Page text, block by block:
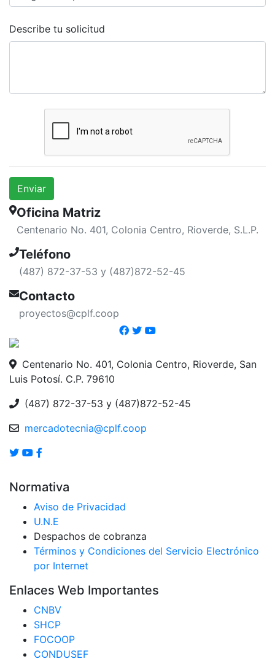
Describe tu solicitud
Enviar
Oficina Matriz
Centenario No. 401, Colonia Centro, Rioverde, S.L.P.
Teléfono
(487) 872-37-53 y (487)872-52-45
Contacto
proyectos@cplf.coop
Centenario No. 401, Colonia Centro, Rioverde, San
Luis Potosí. C.P. 79610
(487) 872-37-53 y (487)872-52-45
mercadotecnia@cplf.coop
Normativa
Aviso de Privacidad
U.N.E
Despachos de cobranza
Términos y Condiciones del Servicio Electrónico
por Internet
Enlaces Web Importantes
CNBV
SHCP
FOCOOP
CONDUSEF